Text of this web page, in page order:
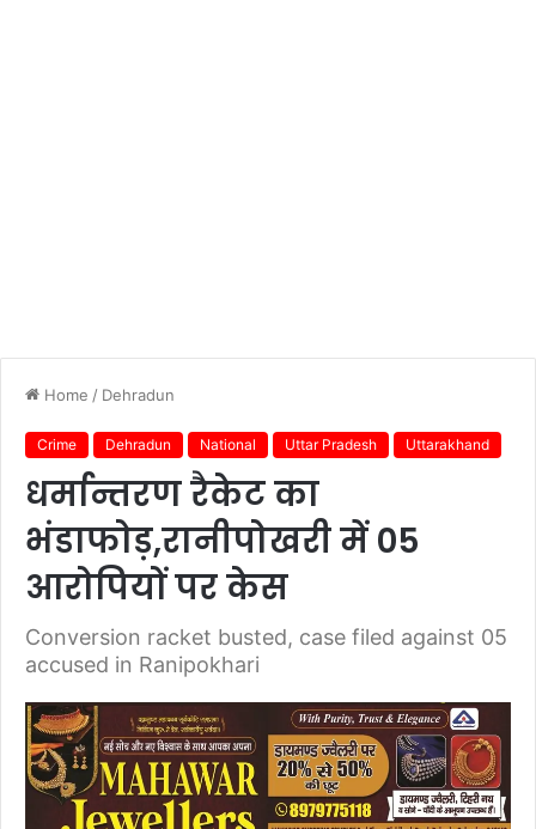
Home / Dehradun
Crime Dehradun National Uttar Pradesh Uttarakhand
धर्मान्तरण रैकेट का
भंडाफोड़,रानीपोखरी में 05
आरोपियों पर केस
Conversion racket busted, case filed against 05
accused in Ranipokhari